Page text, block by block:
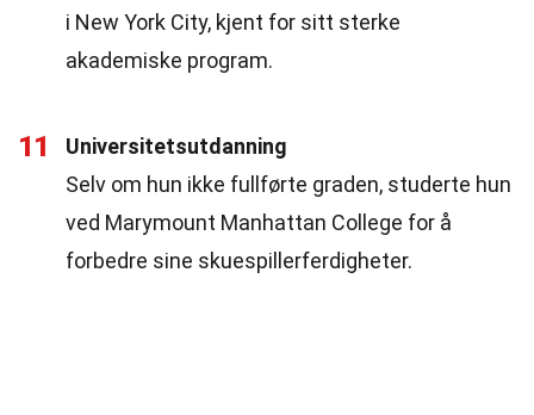
i New York City, kjent for sitt sterke
akademiske program.
11
Universitetsutdanning
Selv om hun ikke fullførte graden, studerte hun
ved Marymount Manhattan College for å
forbedre sine skuespillerferdigheter.